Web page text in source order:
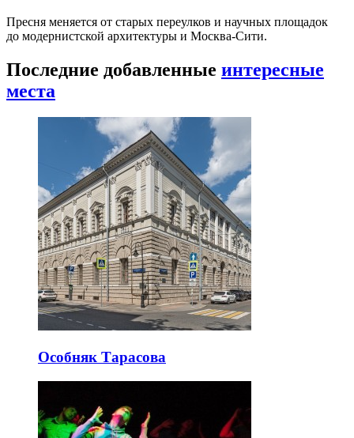
Пресня меняется от старых переулков и научных площадок
до модернистской архитектуры и Москва-Сити.
Последние добавленные интересные
места
Особняк Тарасова